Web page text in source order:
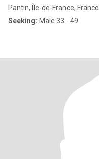
Pantin, Île-de-France, France
Seeking: Male 33 - 49